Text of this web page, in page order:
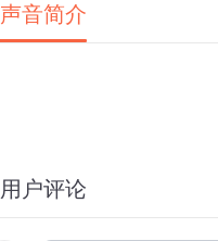
声音简介
用户评论